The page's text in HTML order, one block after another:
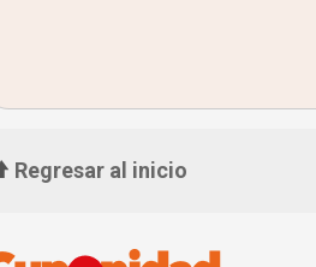
Regresar al inicio